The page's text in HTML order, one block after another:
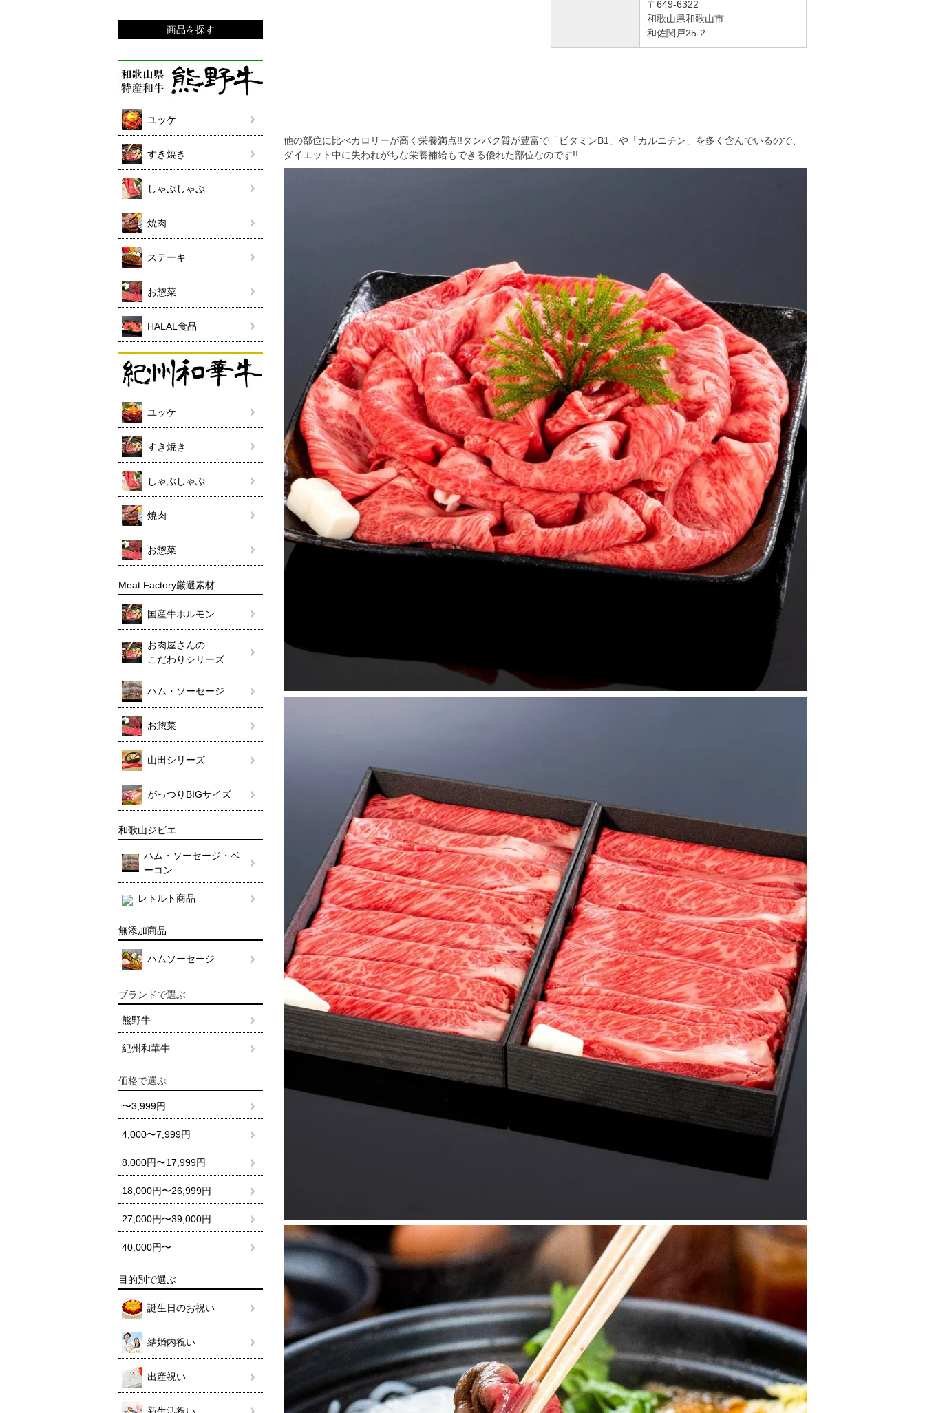
商品を探す
ユッケ
すき焼き
しゃぶしゃぶ
焼肉
ステーキ
お惣菜
HALAL食品
ユッケ
すき焼き
しゃぶしゃぶ
焼肉
お惣菜
Meat Factory厳選素材
国産牛ホルモン
お肉屋さんの
こだわりシリーズ
ハム・ソーセージ
お惣菜
山田シリーズ
がっつりBIGサイズ
和歌山ジビエ
ハム・ソーセージ・ベ
ーコン
レトルト商品
無添加商品
ハムソーセージ
ブランドで選ぶ
熊野牛
紀州和華牛
価格で選ぶ
〜3,999円
4,000〜7,999円
8,000円〜17,999円
18,000円〜26,999円
27,000円〜39,000円
40,000円〜
目的別で選ぶ
誕生日のお祝い
結婚内祝い
出産祝い
〒649-6322
和歌山県和歌山市
和佐関戸25-2
他の部位に比べカロリーが高く栄養満点!!タンパク質が豊富で「ビタミンB1」や「カルニチン」を多く含んでいるので、
ダイエット中に失われがちな栄養補給もできる優れた部位なのです!!